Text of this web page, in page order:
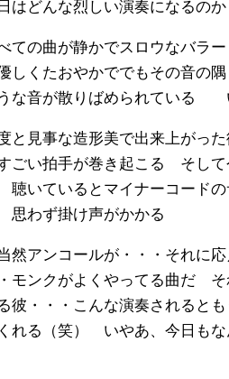
はどんな烈しい演奏になるの
ての曲が静かでスロウなバラ
しくたおやかででもその音の
な音が散りばめられている
と見事な造形美で出来上がっ
ごい拍手が巻き起こる そし
いているとマイナーコード
わず掛け声がかかる
然アンコールが・・・それに
モンクがよくやってる曲だ
彼・・・こんな演奏されると
れる（笑） いやあ、今日もな